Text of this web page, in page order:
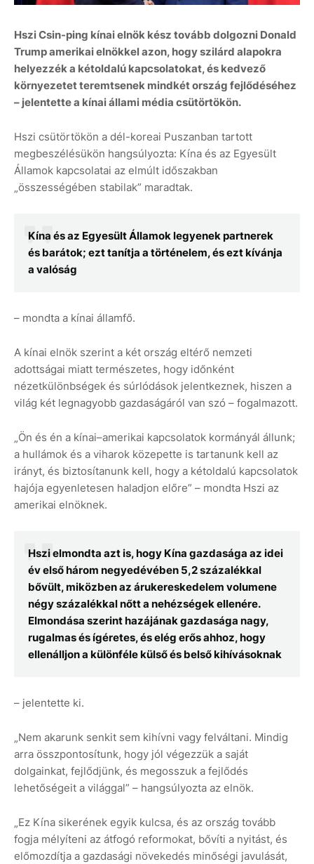
Hszi Csin-ping kínai elnök kész tovább dolgozni Donald
Trump amerikai elnökkel azon, hogy szilárd alapokra
helyezzék a kétoldalú kapcsolatokat, és kedvező
környezetet teremtsenek mindkét ország fejlődéséhez
– jelentette a kínai állami média csütörtökön.
Hszi csütörtökön a dél-koreai Puszanban tartott
megbeszélésükön hangsúlyozta: Kína és az Egyesült
Államok kapcsolatai az elmúlt időszakban
„összességében stabilak” maradtak.
Kína és az Egyesült Államok legyenek partnerek
és barátok; ezt tanítja a történelem, és ezt kívánja
a valóság
– mondta a kínai államfő.
A kínai elnök szerint a két ország eltérő nemzeti
adottságai miatt természetes, hogy időnként
nézetkülönbségek és súrlódások jelentkeznek, hiszen a
világ két legnagyobb gazdaságáról van szó – fogalmazott.
„Ön és én a kínai–amerikai kapcsolatok kormányál állunk;
a hullámok és a viharok közepette is tartanunk kell az
irányt, és biztosítanunk kell, hogy a kétoldalú kapcsolatok
hajója egyenletesen haladjon előre” – mondta Hszi az
amerikai elnöknek.
Hszi elmondta azt is, hogy Kína gazdasága az idei
év első három negyedévében 5,2 százalékkal
bővült, miközben az árukereskedelem volumene
négy százalékkal nőtt a nehézségek ellenére.
Elmondása szerint hazájának gazdasága nagy,
rugalmas és ígéretes, és elég erős ahhoz, hogy
ellenálljon a különféle külső és belső kihívásoknak
– jelentette ki.
„Nem akarunk senkit sem kihívni vagy felváltani. Mindig
arra összpontosítunk, hogy jól végezzük a saját
dolgainkat, fejlődjünk, és megosszuk a fejlődés
lehetőségeit a világgal” – hangsúlyozta az elnök.
„Ez Kína sikerének egyik kulcsa, és az ország tovább
fogja mélyíteni az átfogó reformokat, bővíti a nyitást, és
előmozdítja a gazdasági növekedés minőségi javulását,